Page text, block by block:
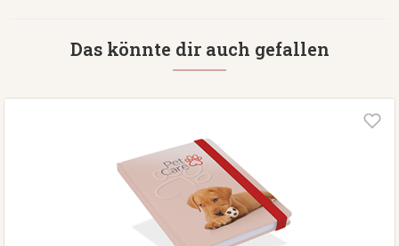
Das könnte dir auch gefallen